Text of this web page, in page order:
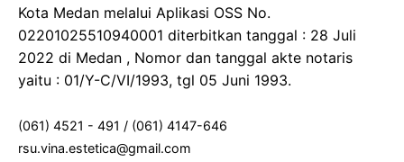
Kota Medan melalui Aplikasi OSS No.
02201025510940001 diterbitkan tanggal : 28 Juli
2022 di Medan , Nomor dan tanggal akte notaris
yaitu : 01/Y-C/VI/1993, tgl 05 Juni 1993.
(061) 4521 - 491 / (061) 4147-646
rsu.vina.estetica@gmail.com